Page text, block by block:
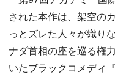
された本作は、架空の
っとズレた人々が織り
ナダ首相の座を巡る権
いたブラックコメディ